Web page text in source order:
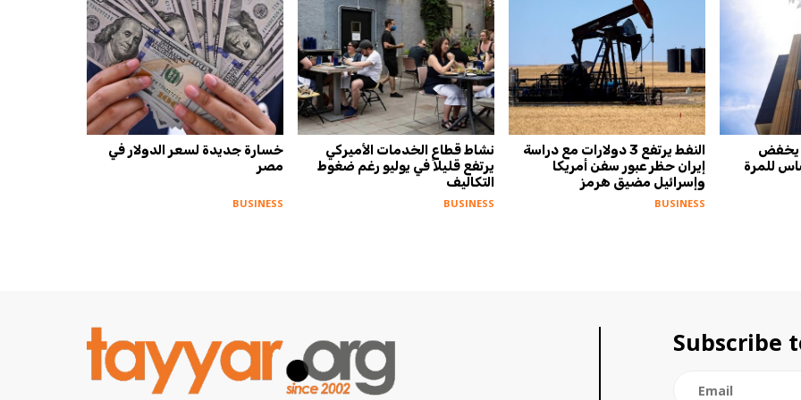
خسارة جديدة لسعر الدولار في
مصر
BUSINESS
نشاط قطاع الخدمات الأميركي
يرتفع قليلاً في يوليو رغم ضغوط
التكاليف
BUSINESS
النفط يرتفع 3 دولارات مع دراسة
إيران حظر عبور سفن أمريكا
وإسرائيل مضيق هرمز
BUSINESS
يخفض
أساس للمرة
Subscribe